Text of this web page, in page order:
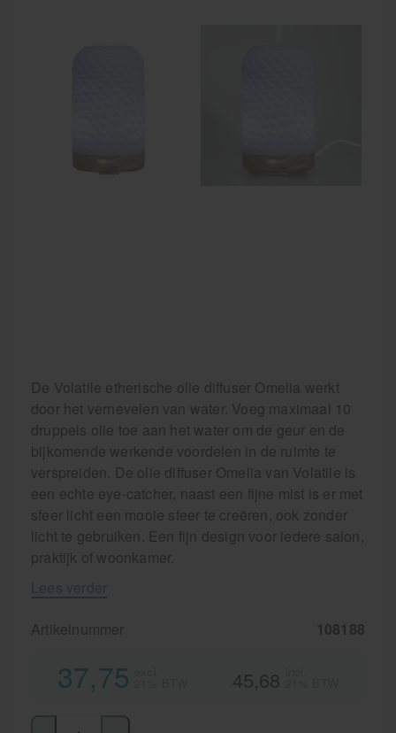
De Volatile etherische olie diffuser Omelia werkt
door het vernevelen van water. Voeg maximaal 10
druppels olie toe aan het water om de geur en de
bijkomende werkende voordelen in de ruimte te
verspreiden. De olie diffuser Omelia van Volatile is
een echte eye-catcher, naast een fijne mist is er met
sfeer licht een mooie sfeer te creëren, ook zonder
licht te gebruiken. Een fijn design voor iedere salon,
praktijk of woonkamer.
Lees verder
Artikelnummer 108188
37,75 45,68